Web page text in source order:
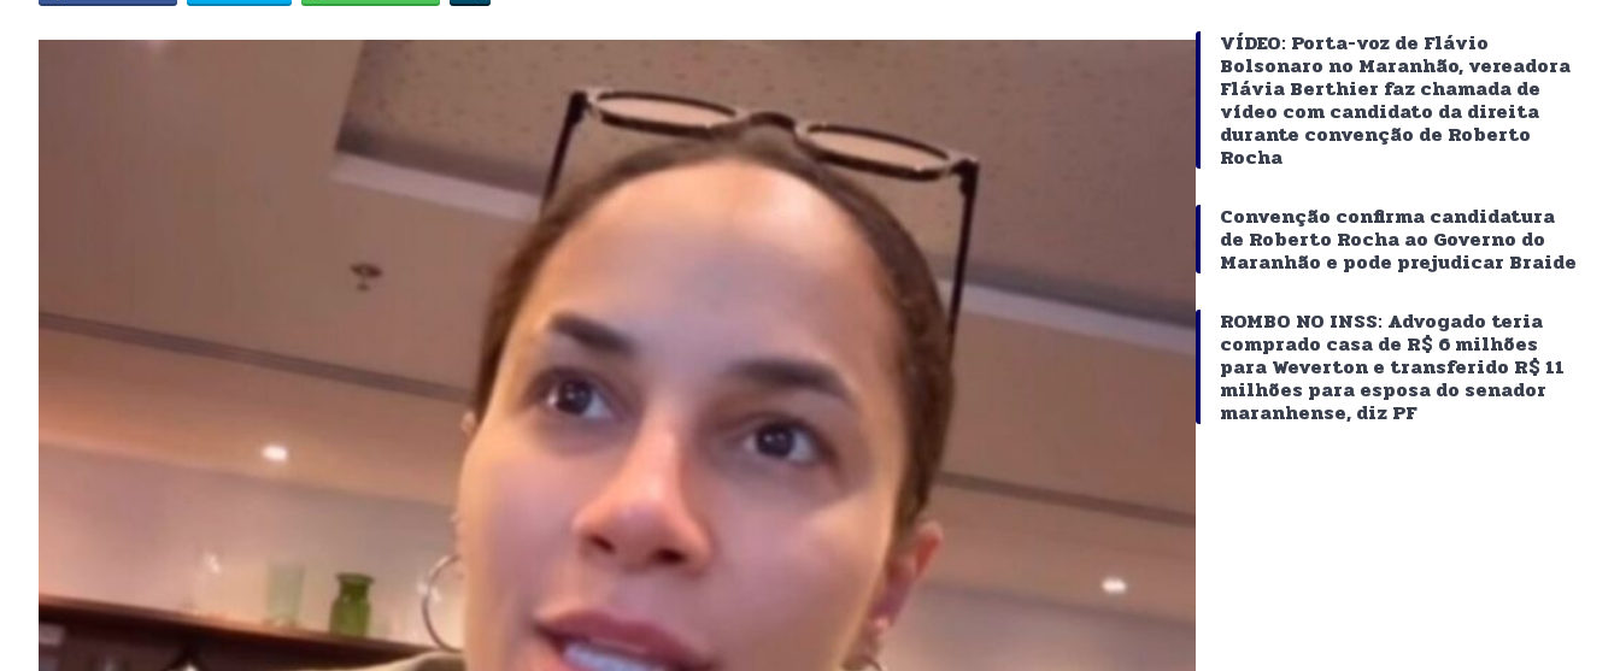
VÍDEO: Porta-voz de Flávio
Bolsonaro no Maranhão, vereadora
Flávia Berthier faz chamada de
vídeo com candidato da direita
durante convenção de Roberto
Rocha
Convenção confirma candidatura
de Roberto Rocha ao Governo do
Maranhão e pode prejudicar Braide
ROMBO NO INSS: Advogado teria
comprado casa de R$ 6 milhões
para Weverton e transferido R$ 11
milhões para esposa do senador
maranhense, diz PF